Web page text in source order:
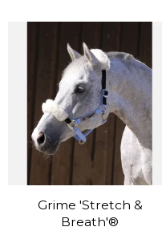
Grime 'Stretch &
Breath'®